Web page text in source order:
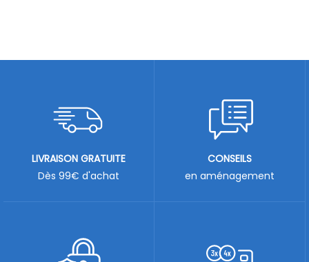
LIVRAISON GRATUITE
Dès 99€ d'achat
CONSEILS
en aménagement